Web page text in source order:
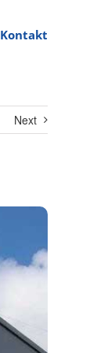
Kontakt
Next